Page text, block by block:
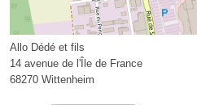
Allo Dédé et fils
14 avenue de l'Île de France
68270 Wittenheim